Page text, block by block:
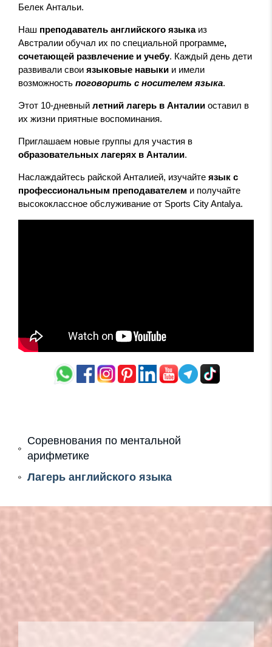
Белек Антальи.
Наш преподаватель английского языкаиз
Австралии обучал их по специальной программе,
сочетающей развлечение и учебу. Каждый день дети
развивали свои языковые навыки и имели
возможность поговорить с носителем языка.
Этот 10-дневный летний лагерь в Анталии оставил в
их жизни приятные воспоминания.
Приглашаем новые группы для участия в
образовательных лагерях в Анталии.
Наслаждайтесь райской Анталией, изучайте язык с
профессиональным преподавателем и получайте
высококлассное обслуживание от Sports City Antalya.
Соревнования по ментальной
арифметике
Лагерь английского языка